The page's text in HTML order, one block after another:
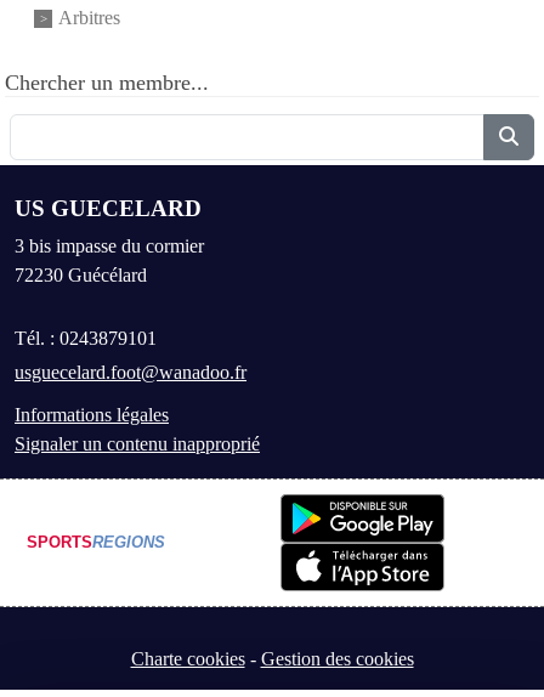
Arbitres
Chercher un membre...
US GUECELARD
3 bis impasse du cormier
72230 Guécélard
Tél. : 0243879101
usguecelard.foot@wanadoo.fr
Informations légales
Signaler un contenu inapproprié
SPORTSREGIONS
Charte cookies Gestion des cookies